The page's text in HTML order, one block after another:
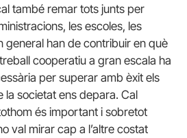
també remar tots junts per
les escoles, les
general han de contribuir en què
cooperatiu a gran escala ha
per superar amb èxit els
la societat ens depara. Cal
és important i sobretot
val mirar cap a l’altre costat